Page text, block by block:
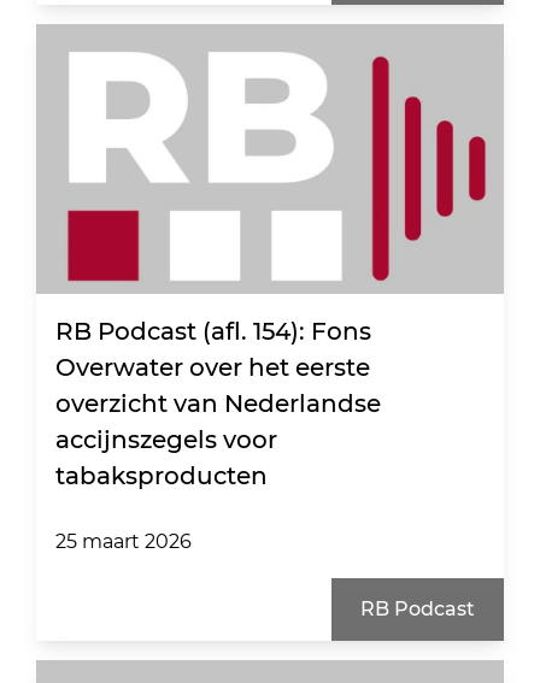
RB Podcast (afl. 154): Fons
Overwater over het eerste
overzicht van Nederlandse
accijnszegels voor
tabaksproducten
25 maart 2026
RB Podcast